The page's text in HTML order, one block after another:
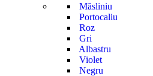
Măsliniu
Portocaliu
Roz
Gri
Albastru
Violet
Negru